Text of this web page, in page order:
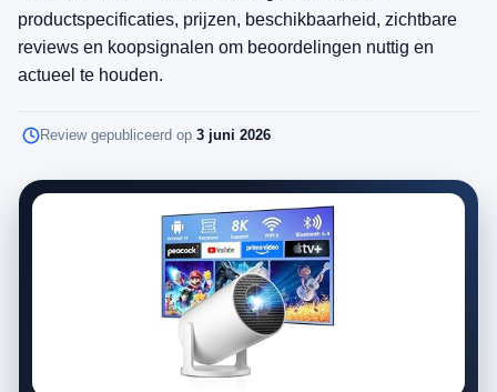
productspecificaties, prijzen, beschikbaarheid, zichtbare
reviews en koopsignalen om beoordelingen nuttig en
actueel te houden.
Review gepubliceerd op 3 juni 2026